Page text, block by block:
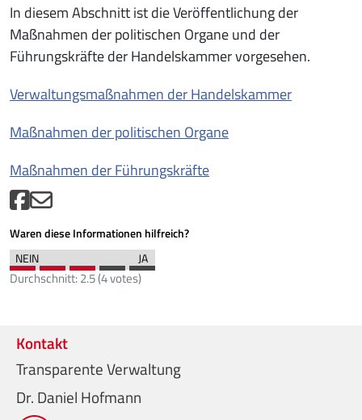
In diesem Abschnitt ist die Veröffentlichung der
Maßnahmen der politischen Organe und der
Führungskräfte der Handelskammer vorgesehen.
Verwaltungsmaßnahmen der Handelskammer
Maßnahmen der politischen Organe
Maßnahmen der Führungskräfte
Waren diese Informationen hilfreich?
Durchschnitt:2.5(4votes)
Kontakt
Transparente Verwaltung
Dr. Daniel Hofmann